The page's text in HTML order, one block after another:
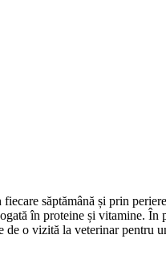
săptămână și prin
în proteine și vitamine.
de o vizită la veterinar pentru